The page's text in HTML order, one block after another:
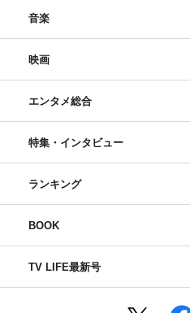
音楽
映画
エンタメ総合
特集・インタビュー
ランキング
BOOK
TV LIFE最新号